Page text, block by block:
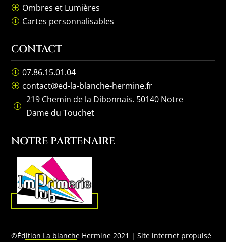
P Ombres et Lumières
P Cartes personnalisables
CONTACT
P 07.86.15.01.04
P contact@ed-la-blanche-hermine.fr
P
219 Chemin de la Dibonnais. 50140 Notre
Dame du Touchet
NOTRE PARTENAIRE
©Édition La blanche Hermine 2021 | Site internet propulsé